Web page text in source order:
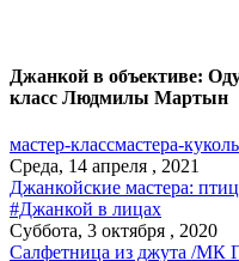
Джанкой в объективе:
класс Людмилы Мартын
мастер-классмастера-
Среда, 14 апреля , 2021
Джанкойские мастера:
#Джанкой в лицах
Суббота, 3 октября , 2020
Салфетница из джута /МК